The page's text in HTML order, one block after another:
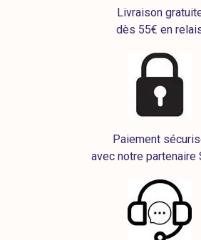
Livraison
dès 55€ en
Paiement
avec notre partenaire